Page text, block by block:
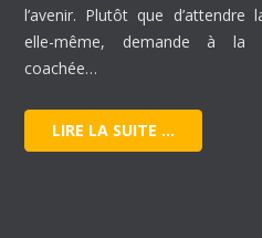
l’avenir. Plutôt que d’attendre
elle-même, demande à la
coachée…
LIRE LA SUITE …